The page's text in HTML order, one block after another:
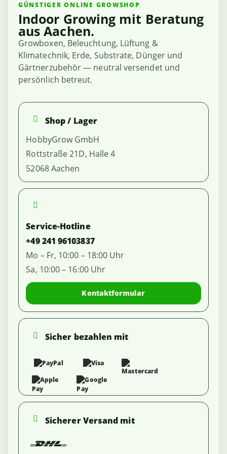
GÜNSTIGER ONLINE GROWSHOP
Indoor Growing mit Beratung
aus Aachen.
Growboxen, Beleuchtung, Lüftung &
Klimatechnik, Erde, Substrate, Dünger und
Gärtnerzubehör — neutral versendet und
persönlich betreut.
Shop / Lager
HobbyGrow GmbH
Rottstraße 21D, Halle 4
52068 Aachen
Service-Hotline
+49 241 96103837
Mo – Fr, 10:00 – 18:00 Uhr
Sa, 10:00 – 16:00 Uhr
Kontaktformular
Sicher bezahlen mit
Sicherer Versand mit